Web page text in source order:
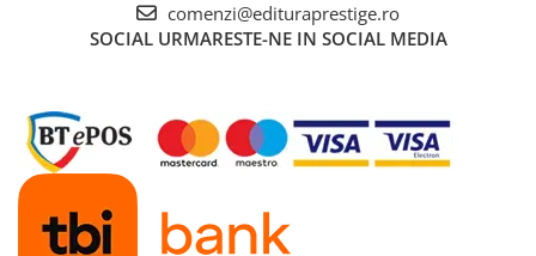
comenzi@edituraprestige.ro
SOCIAL URMARESTE-NE IN SOCIAL MEDIA